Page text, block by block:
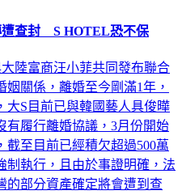
遭查封 S HOTEL恐不保
陸富商汪小菲共同發布聯合
關係，離婚至今剛滿1年，
大S目前已與韓國藝人具俊曄
有履行離婚協議，3月份開始
至目前已經積欠超過500萬
制執行，且由於事證明確，法
的部分資產確定將會遭到查